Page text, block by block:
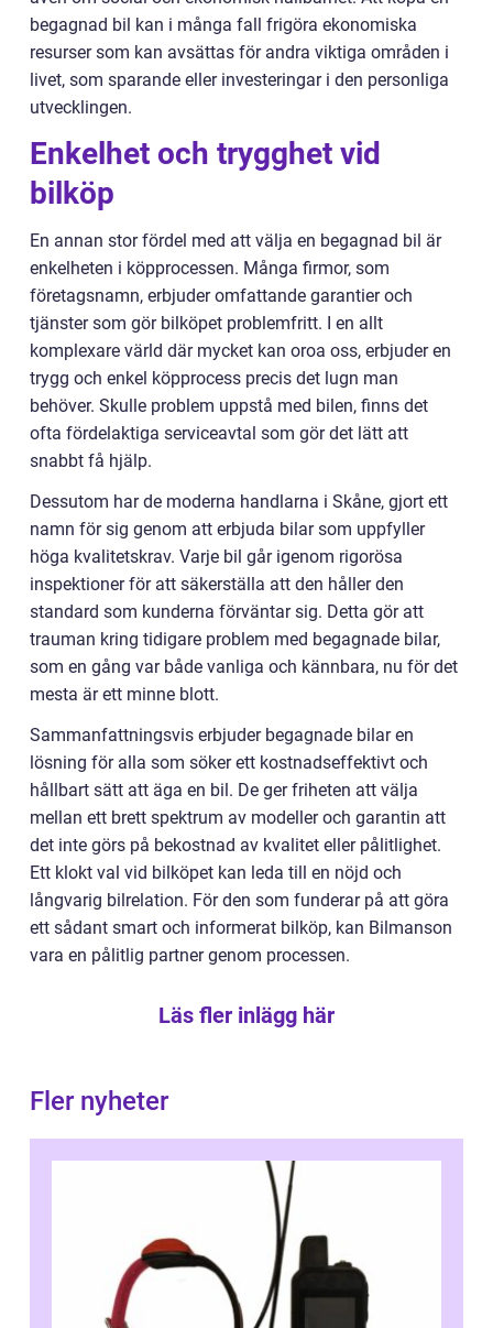
begagnad bil kan i många fall frigöra ekonomiska
resurser som kan avsättas för andra viktiga områden i
livet, som sparande eller investeringar i den personliga
utvecklingen.
Enkelhet och trygghet vid
bilköp
En annan stor fördel med att välja en begagnad bil är
enkelheten i köpprocessen. Många firmor, som
företagsnamn, erbjuder omfattande garantier och
tjänster som gör bilköpet problemfritt. I en allt
komplexare värld där mycket kan oroa oss, erbjuder en
trygg och enkel köpprocess precis det lugn man
behöver. Skulle problem uppstå med bilen, finns det
ofta fördelaktiga serviceavtal som gör det lätt att
snabbt få hjälp.
Dessutom har de moderna handlarna i Skåne, gjort ett
namn för sig genom att erbjuda bilar som uppfyller
höga kvalitetskrav. Varje bil går igenom rigorösa
inspektioner för att säkerställa att den håller den
standard som kunderna förväntar sig. Detta gör att
trauman kring tidigare problem med begagnade bilar,
som en gång var både vanliga och kännbara, nu för det
mesta är ett minne blott.
Sammanfattningsvis erbjuder begagnade bilar en
lösning för alla som söker ett kostnadseffektivt och
hållbart sätt att äga en bil. De ger friheten att välja
mellan ett brett spektrum av modeller och garantin att
det inte görs på bekostnad av kvalitet eller pålitlighet.
Ett klokt val vid bilköpet kan leda till en nöjd och
långvarig bilrelation. För den som funderar på att göra
ett sådant smart och informerat bilköp, kan Bilmanson
vara en pålitlig partner genom processen.
Läs fler inlägg här
Fler nyheter